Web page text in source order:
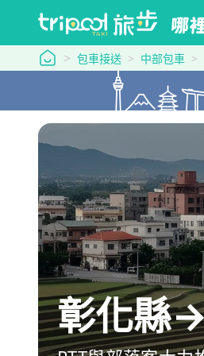
tripool 旅步
包車接送 中部包車
彰化縣